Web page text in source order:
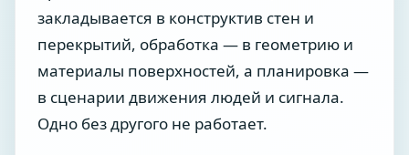
закладывается в конструктив стен и
перекрытий, обработка — в геометрию и
материалы поверхностей, а планировка —
в сценарии движения людей и сигнала.
Одно без другого не работает.